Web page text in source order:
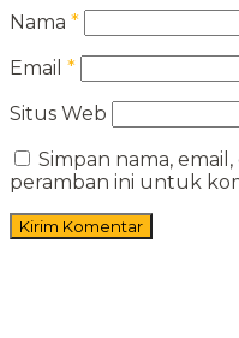
Nama *
Email *
Situs Web
Simpan nama,
peramban ini untuk